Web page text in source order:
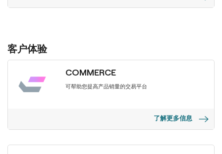
客户体验
COMMERCE
可帮助您提高产品销量的交易平台
了解更多信息